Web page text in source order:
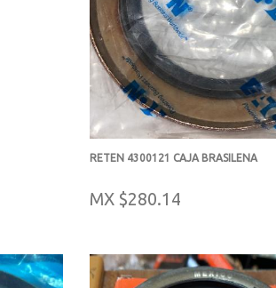
RETEN 4300121 CAJA BRASILENA
MX $280.14